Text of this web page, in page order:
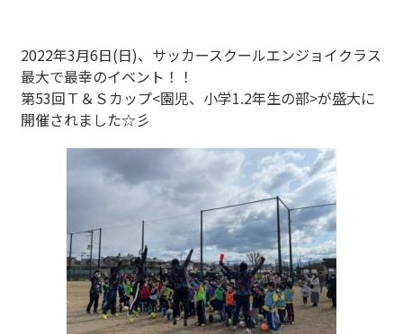
2022年3月6日(日)、サッカースクールエンジョイクラス
最大で最幸のイベント！！
第53回Ｔ＆Ｓカップ<園児、小学1.2年生の部>が盛大に
開催されました☆彡